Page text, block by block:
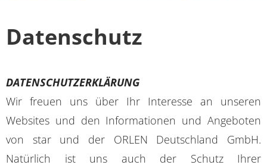
FAQ
Datenschutz
DATENSCHUTZERKLÄRUNG
Wir freuen uns über Ihr Interesse an unseren
Websites und den Informationen und Angeboten
von star und der ORLEN Deutschland GmbH.
Natürlich ist uns auch der Schutz Ihrer